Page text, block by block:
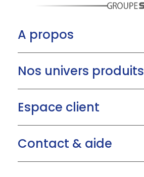
A propos
Nos univers produits
Espace client
Contact & aide